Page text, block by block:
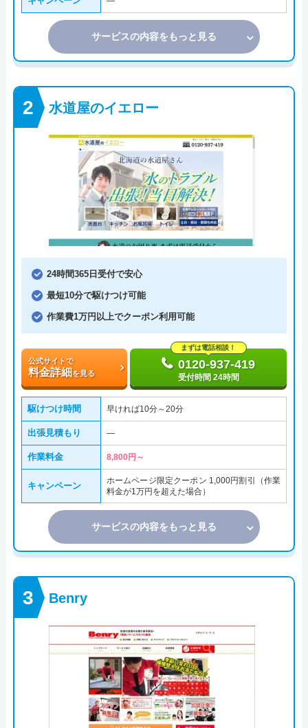
サービスの内容をもっと見る
水道屋のイエロー
24時間365日受付で安心
最短10分で駆けつけ可能
作業費1万円以上でクーポン利用可能
公式サイトで
料金詳細を見る
まずは電話相談！
0120-937-419
受付時間 24時間
駆けつけ時間 早ければ10分～20分
出張見積もり ―
作業料金 8,800円～
キャンペーン
ホームページ限定クーポン 1,000円割引（作業
料金が1万円を超えた場合）
サービスの内容をもっと見る
Benry